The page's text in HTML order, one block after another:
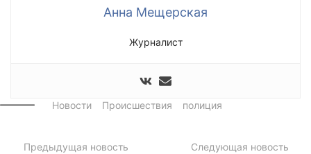
Анна Мещерская
Журналист
Новости Происшествия полиция
Предыдущая новость Следующая новость